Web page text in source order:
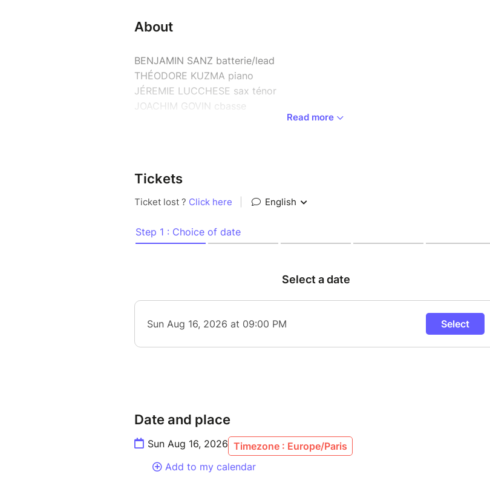
About
BENJAMIN SANZ batterie/lead
THÉODORE KUZMA piano
JÉREMIE LUCCHESE sax ténor
JOACHIM GOVIN cbasse
Pour cette soirée, il sera accompagné de trois musiciens d’exception : Jérémie
Lucchese au saxophone ténor, jeune talent au son ample et à la sensibilité
entre tradition et modernité ; et Joachim Govin à la contrebasse, musicien
accompli qui privilégie la précision harmonique et rythmique. Ensemble, ils
swing inépuisable et l'invention mélodique ont redéfini les frontières du jazz.
Benjamin Sanz, fort de son parcours éclectique et de ses collaborations avec
des légendes comme Archie Shepp, David Murray ou encore Joëlle Léandre,
saura guider cette jam session vers des territoires inattendus, portés par une
écoute collective et une liberté d’expression sans limites.
THÉODORE KUZMA piano
JÉREMIE LUCCHESE tenor sax
JOACHIM GOVIN double bass
Let yourself be swept away by the creative energy of Benjamin Sanz, the
Read more
Tickets
Date and place
Sun Aug 16, 2026 Timezone : Europe/Paris
Add to my calendar